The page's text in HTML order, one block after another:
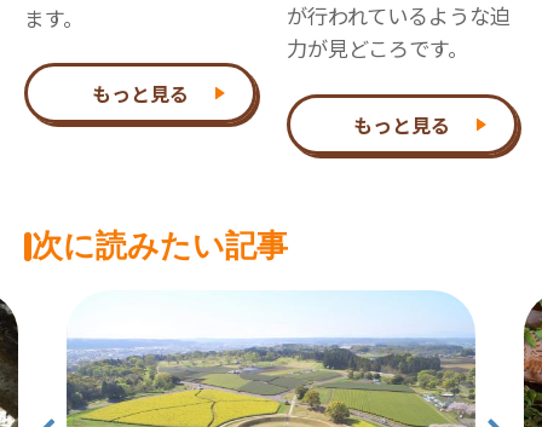
ます。
もっと見る
が行われているような迫
力が見どころです。
もっと見る
次に読みたい記事